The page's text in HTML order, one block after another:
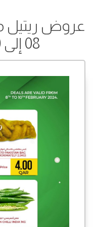
عروض ريتيل
08 إلى 10 فبراير 2024